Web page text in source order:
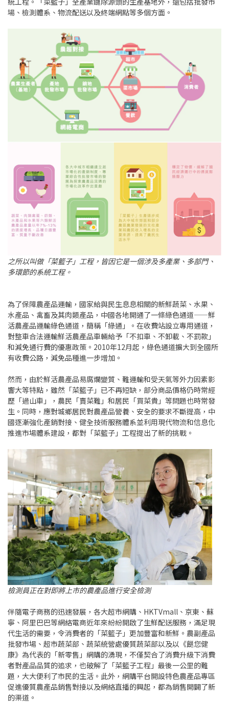
場、檢測體系、物流配送以及終端網點等多個方面。
之所以叫做「菜籃子」工程，皆因它是一個涉及多產業、多部門、
多環節的系統工程。
為了保障農產品運輸，國家給與民生息息相關的新鮮蔬菜、水果、
水產品、禽畜及其肉類產品，中國各地開通了一條綠色通道——鮮
活農產品運輸綠色通道，簡稱「綠通」。在收費站設立專用通道，
對整車合法運輸鮮活農產品車輛給予「不扣車、不卸載、不罰款」
和減免通行費的優惠政策。2010年12月起，綠色通道擴大到全國所
有收費公路，減免品種進一步增加。
然而，由於鮮活農產品易腐爛變質、難運輸和受天氣等外力因素影
響大等特點，雖然「菜籃子」已不再短缺，部分商品價格仍時常經
歷「過山車」，農民「賣菜難」和居民「買菜貴」等問題也時常發
生。同時，應對城鄉居民對農產品營養、安全的要求不斷提高，中
國逐漸強化產銷對接、健全技術服務體系並利用現代物流和信息化
推進市場體系建設，都對「菜籃子」工程提出了新的挑戰。
檢測員正在對即將上市的農產品進行安全檢測
伴隨電子商務的迅速發展，各大超市網購、HKTVmall、京東、蘇
寧、阿里巴巴等網絡電商近年來紛紛開啟了生鮮配送服務，滿足現
代生活的需要，令消費者的「菜籃子」更加豐富和新鮮。農副產品
批發市場、超市蔬菜部、蔬菜統營處優質蔬菜部以及以《餸您健
康》為代表的「新零售」網購的湧現，不僅契合了消費升級下消費
者對產品品質的追求，也破解了「菜籃子工程」最後一公里的難
題，大大便利了市民的生活。此外，網購平台開設特色農產品專區
促進優質農產品銷售對接以及網絡直播的興起，都為銷售開闢了新
的渠道。